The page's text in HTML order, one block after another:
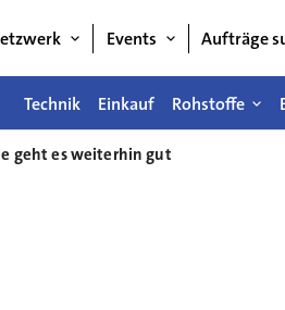
Events Aufträge
Technik Einkauf Rohstoffe
geht es weiterhin gut